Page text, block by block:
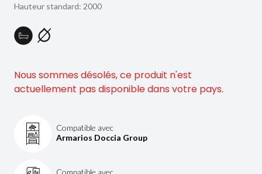
Hauteur standard: 2000
Nous sommes désolés, ce produit n'est
actuellement pas disponible dans votre pays.
Compatible avec
Armarios Doccia Group
Compatible avec